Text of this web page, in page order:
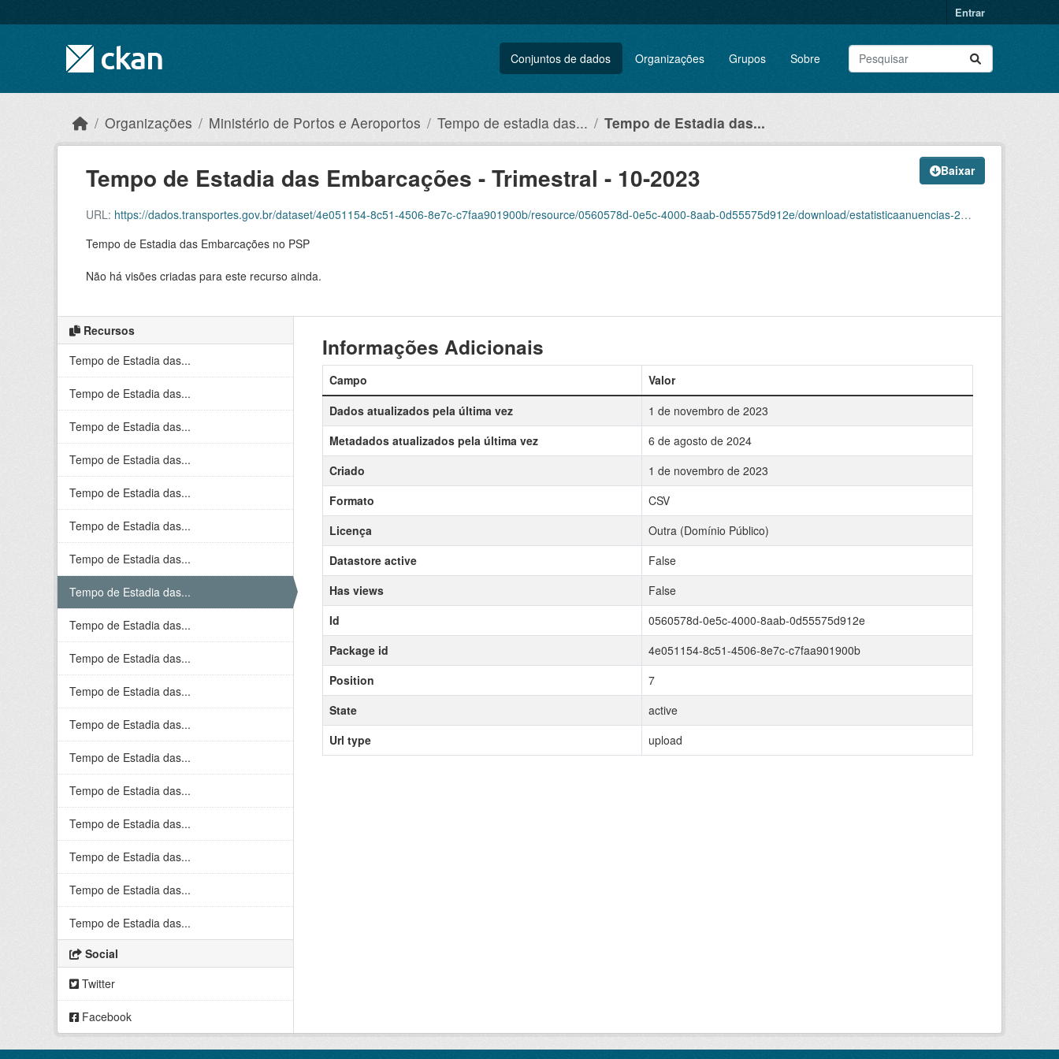
Entrar
Conjuntos de dados Organizações Grupos Sobre
Organizações Ministério de Portos e Aeroportos Tempo de estadia das... Tempo de Estadia das...
Baixar
Tempo de Estadia das Embarcações - Trimestral - 10-2023
URL: https://dados.transportes.gov.br/dataset/4e051154-8c51-4506-8e7c-c7faa901900b/resource/0560578d-0e5c-4000-8aab-0d55575d912e/download/estatisticaanuencias-2.csv
Tempo de Estadia das Embarcações no PSP
Não há visões criadas para este recurso ainda.
Recursos
Tempo de Estadia das...
Tempo de Estadia das...
Tempo de Estadia das...
Tempo de Estadia das...
Tempo de Estadia das...
Tempo de Estadia das...
Tempo de Estadia das...
Tempo de Estadia das...
Tempo de Estadia das...
Tempo de Estadia das...
Tempo de Estadia das...
Tempo de Estadia das...
Tempo de Estadia das...
Tempo de Estadia das...
Tempo de Estadia das...
Tempo de Estadia das...
Tempo de Estadia das...
Tempo de Estadia das...
Social
Twitter
Facebook
Informações Adicionais
Campo
Valor
Dados atualizados pela última vez
1 de novembro de 2023
Metadados atualizados pela última vez
6 de agosto de 2024
Criado
1 de novembro de 2023
Formato
CSV
Licença
Outra (Domínio Público)
Datastore active
False
Has views
False
Id
0560578d-0e5c-4000-8aab-0d55575d912e
Package id
4e051154-8c51-4506-8e7c-c7faa901900b
Position
7
State
active
Url type
upload